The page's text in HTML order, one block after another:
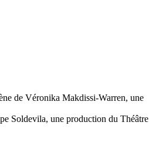
de Véronika Makdissi-Warren, une
Soldevila, une production du Théâtre